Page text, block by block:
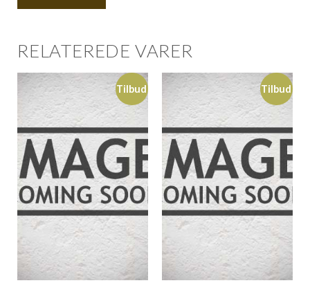
RELATEREDE VARER
Tilbud Tilbud